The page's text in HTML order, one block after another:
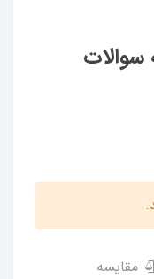
مقایسه